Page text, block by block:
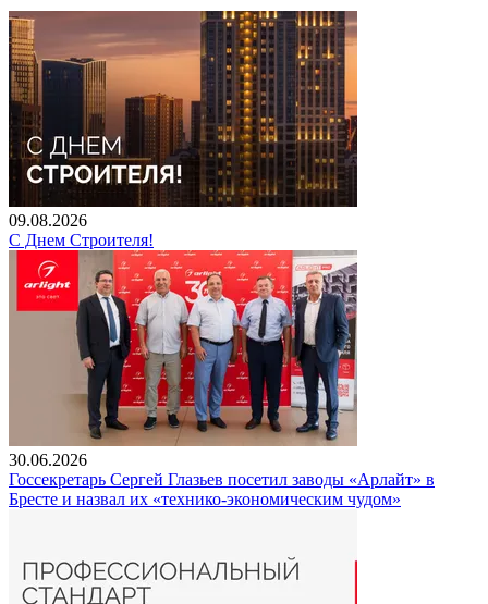
09.08.2026
С Днем Строителя!
30.06.2026
Госсекретарь Сергей Глазьев посетил заводы «Арлайт» в
Бресте и назвал их «технико-экономическим чудом»